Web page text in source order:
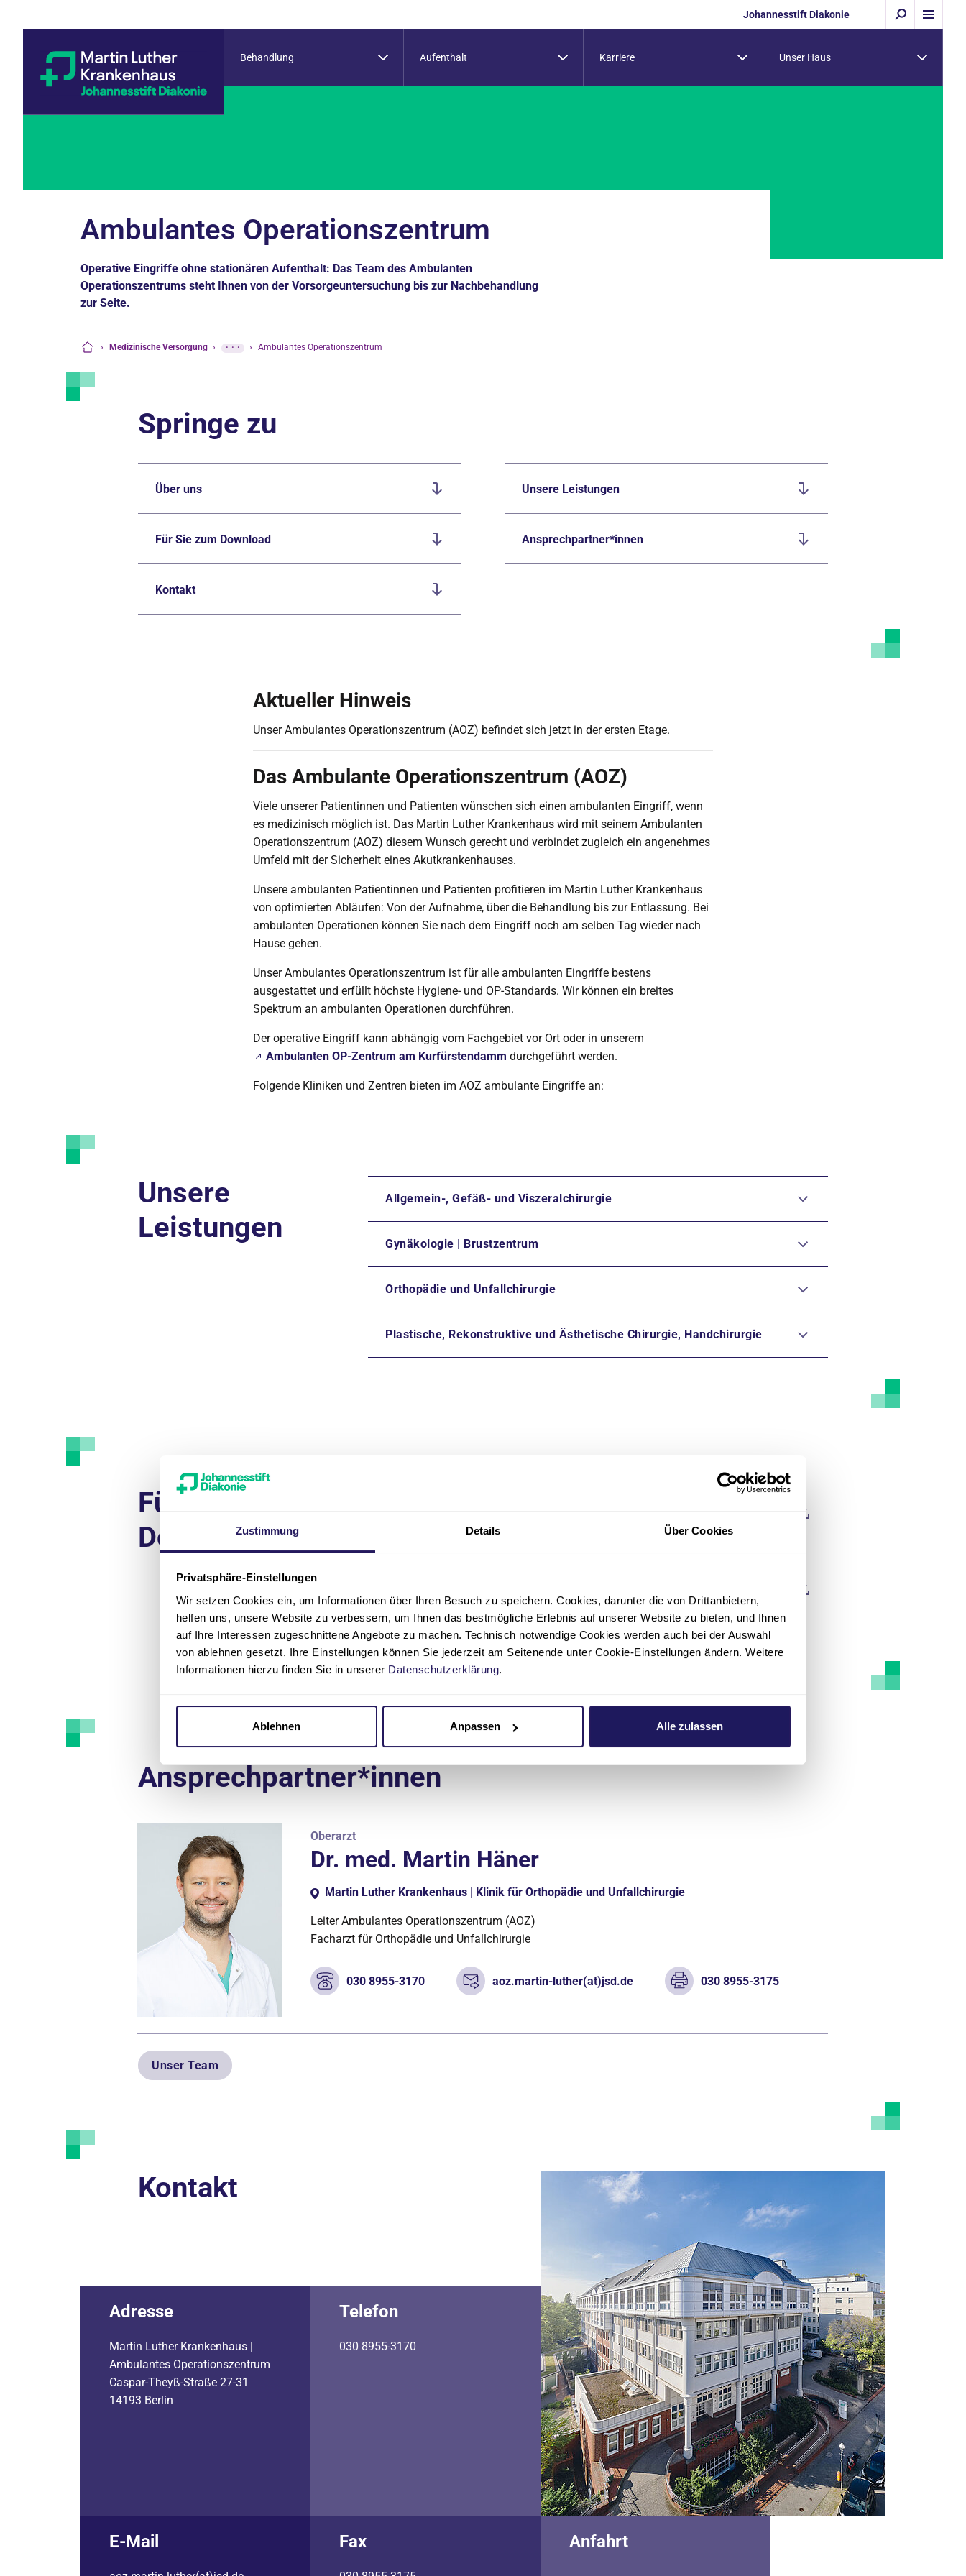
Zustimmung Details Über Cookies
Privatsphäre-Einstellungen
Wir setzen Cookies ein, um Informationen über Ihren Besuch zu speichern. Cookies, darunter die von Drittanbietern,
helfen uns, unsere Website zu verbessern, um Ihnen das bestmögliche Erlebnis auf unserer Website zu bieten, und Ihnen
auf Ihre Interessen zugeschnittene Angebote zu machen. Technisch notwendige Cookies werden auch bei der Auswahl
von ablehnen gesetzt. Ihre Einstellungen können Sie jederzeit am Seitenende unter Cookie-Einstellungen ändern. Weitere
Informationen hierzu finden Sie in unserer Datenschutzerklärung.
Ablehnen Anpassen Alle zulassen
Johannesstift Diakonie
Behandlung Aufenthalt Karriere Unser Haus
Ambulantes Operationszentrum
Operative Eingriffe ohne stationären Aufenthalt: Das Team des Ambulanten
Operationszentrums steht Ihnen von der Vorsorgeuntersuchung bis zur Nachbehandlung
zur Seite.
› Medizinische Versorgung › ··· › Ambulantes Operationszentrum
Springe zu
Über uns Unsere Leistungen
Für Sie zum Download Ansprechpartner*innen
Kontakt
Aktueller Hinweis
Unser Ambulantes Operationszentrum (AOZ) befindet sich jetzt in der ersten Etage.
Das Ambulante Operationszentrum (AOZ)
Viele unserer Patientinnen und Patienten wünschen sich einen ambulanten Eingriff, wenn
es medizinisch möglich ist. Das Martin Luther Krankenhaus wird mit seinem Ambulanten
Operationszentrum (AOZ) diesem Wunsch gerecht und verbindet zugleich ein angenehmes
Umfeld mit der Sicherheit eines Akutkrankenhauses.
Unsere ambulanten Patientinnen und Patienten profitieren im Martin Luther Krankenhaus
von optimierten Abläufen: Von der Aufnahme, über die Behandlung bis zur Entlassung. Bei
ambulanten Operationen können Sie nach dem Eingriff noch am selben Tag wieder nach
Hause gehen.
Unser Ambulantes Operationszentrum ist für alle ambulanten Eingriffe bestens
ausgestattet und erfüllt höchste Hygiene- und OP-Standards. Wir können ein breites
Spektrum an ambulanten Operationen durchführen.
Der operative Eingriff kann abhängig vom Fachgebiet vor Ort oder in unserem
Ambulanten OP-Zentrum am Kurfürstendamm durchgeführt werden.
Folgende Kliniken und Zentren bieten im AOZ ambulante Eingriffe an:
Unsere
Leistungen
Allgemein-, Gefäß- und Viszeralchirurgie
Gynäkologie | Brustzentrum
Orthopädie und Unfallchirurgie
Plastische, Rekonstruktive und Ästhetische Chirurgie, Handchirurgie
Für Sie zum
Download
pdf·112 KB
Ansprechpartner*innen
Oberarzt
Dr. med. Martin Häner
Martin Luther Krankenhaus | Klinik für Orthopädie und Unfallchirurgie
Leiter Ambulantes Operationszentrum (AOZ)
Facharzt für Orthopädie und Unfallchirurgie
030 8955-3170 aoz.martin-luther(at)jsd.de 030 8955-3175
Unser Team
Kontakt
Adresse
Martin Luther Krankenhaus |
Ambulantes Operationszentrum
Caspar-Theyß-Straße 27-31
14193 Berlin
Telefon
030 8955-3170
E-Mail Fax Anfahrt